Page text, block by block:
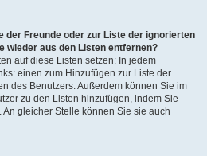
der Freunde oder zur Liste der ignorierten
wieder aus den Listen entfernen?
auf diese Listen setzen: In jedem
einen zum Hinzufügen zur Liste der
des Benutzers. Außerdem können Sie im
zu den Listen hinzufügen, indem Sie
gleicher Stelle können Sie sie auch